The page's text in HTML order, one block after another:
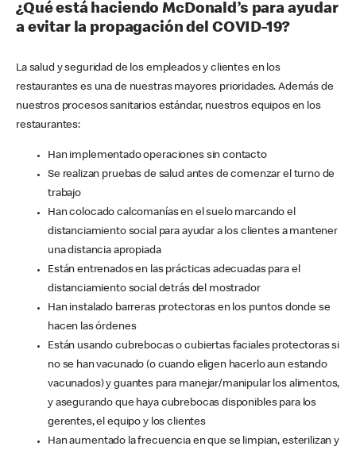
¿Qué está haciendo McDonald’s para ayudar
a evitar la propagación del COVID-19?
La salud y seguridad de los empleados y clientes en los
restaurantes es una de nuestras mayores prioridades. Además de
nuestros procesos sanitarios estándar, nuestros equipos en los
restaurantes:
Han implementado operaciones sin contacto
Se realizan pruebas de salud antes de comenzar el turno de
trabajo
Han colocado calcomanías en el suelo marcando el
distanciamiento social para ayudar a los clientes a mantener
una distancia apropiada
Están entrenados en las prácticas adecuadas para el
distanciamiento social detrás del mostrador
Han instalado barreras protectoras en los puntos donde se
hacen las órdenes
Están usando cubrebocas o cubiertas faciales protectoras si
no se han vacunado (o cuando eligen hacerlo aun estando
vacunados) y guantes para manejar/manipular los alimentos,
y asegurando que haya cubrebocas disponibles para los
gerentes, el equipo y los clientes
Han aumentado la frecuencia en que se limpian, esterilizan y